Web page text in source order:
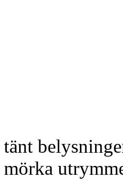
tänt
mörka